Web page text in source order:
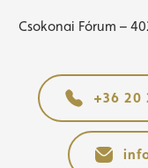
Csokonai Fórum –
+36 20